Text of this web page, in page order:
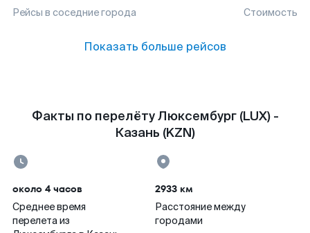
Рейсы в соседние города Стоимость
Показать больше рейсов
Факты по перелёту Люксембург (LUX) -
Казань (KZN)
около 4 часов
Среднее время
перелета из
2933 км
Расстояние между
городами